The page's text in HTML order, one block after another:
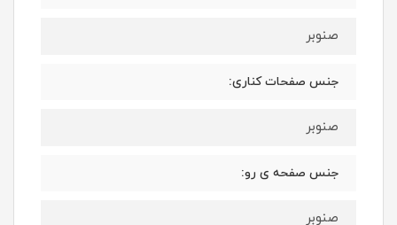
صنوبر
جنس صفحات کناری:
صنوبر
جنس صفحه ی رو:
صنوبر